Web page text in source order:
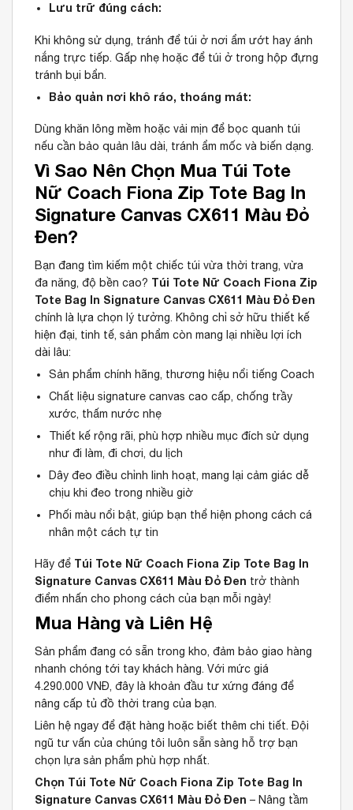
Lưu trữ đúng cách:
Khi không sử dụng, tránh để túi ở nơi ẩm ướt hay ánh
nắng trực tiếp. Gấp nhẹ hoặc để túi ở trong hộp đựng
tránh bụi bẩn.
Bảo quản nơi khô ráo, thoáng mát:
Dùng khăn lông mềm hoặc vải mịn để bọc quanh túi
nếu cần bảo quản lâu dài, tránh ẩm mốc và biến dạng.
Vì Sao Nên Chọn Mua Túi Tote
Nữ Coach Fiona Zip Tote Bag In
Signature Canvas CX611 Màu Đỏ
Đen?
Bạn đang tìm kiếm một chiếc túi vừa thời trang, vừa
đa năng, độ bền cao? Túi Tote Nữ Coach Fiona Zip
Tote Bag In Signature Canvas CX611 Màu Đỏ Đen
chính là lựa chọn lý tưởng. Không chỉ sở hữu thiết kế
hiện đại, tinh tế, sản phẩm còn mang lại nhiều lợi ích
dài lâu:
Sản phẩm chính hãng, thương hiệu nổi tiếng Coach
Chất liệu signature canvas cao cấp, chống trầy
xước, thấm nước nhẹ
Thiết kế rộng rãi, phù hợp nhiều mục đích sử dụng
như đi làm, đi chơi, du lịch
Dây đeo điều chỉnh linh hoạt, mang lại cảm giác dễ
chịu khi đeo trong nhiều giờ
Phối màu nổi bật, giúp bạn thể hiện phong cách cá
nhân một cách tự tin
Hãy để Túi Tote Nữ Coach Fiona Zip Tote Bag In
Signature Canvas CX611 Màu Đỏ Đen trở thành
điểm nhấn cho phong cách của bạn mỗi ngày!
Mua Hàng và Liên Hệ
Sản phẩm đang có sẵn trong kho, đảm bảo giao hàng
nhanh chóng tới tay khách hàng. Với mức giá
4.290.000 VNĐ, đây là khoản đầu tư xứng đáng để
nâng cấp tủ đồ thời trang của bạn.
Liên hệ ngay để đặt hàng hoặc biết thêm chi tiết. Đội
ngũ tư vấn của chúng tôi luôn sẵn sàng hỗ trợ bạn
chọn lựa sản phẩm phù hợp nhất.
Chọn Túi Tote Nữ Coach Fiona Zip Tote Bag In
Signature Canvas CX611 Màu Đỏ Đen – Nâng tầm